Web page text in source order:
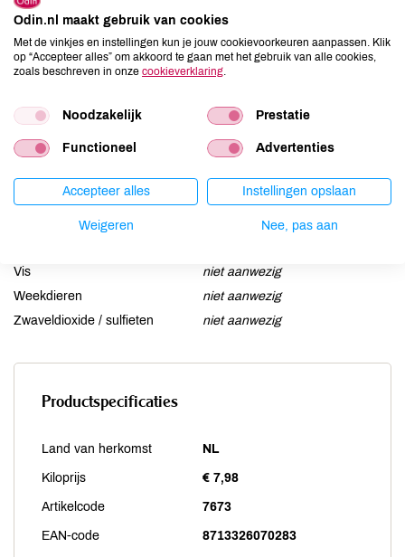
Aardnoten
Gluten
kan bevatten
niet aanwezig
Lupine
niet aanwezig
Noten
kan bevatten
Schaaldieren
niet aanwezig
Selderij
niet aanwezig
kan bevatten
Vis
niet aanwezig
Weekdieren
niet aanwezig
Zwaveldioxide / sulfieten
niet aanwezig
Productspecificaties
Land van herkomst NL
Kiloprijs € 7,98
Artikelcode 7673
EAN-code 8713326070283
Odin.nl maakt gebruik van cookies
Met de vinkjes en instellingen kun je jouw cookievoorkeuren aanpassen. Klik
op “Accepteer alles” om akkoord te gaan met het gebruik van alle cookies,
zoals beschreven in onze cookieverklaring
Noodzakelijk Prestatie
Functioneel Advertenties
Accepteer alles Instellingen opslaan
Weigeren Nee, pas aan